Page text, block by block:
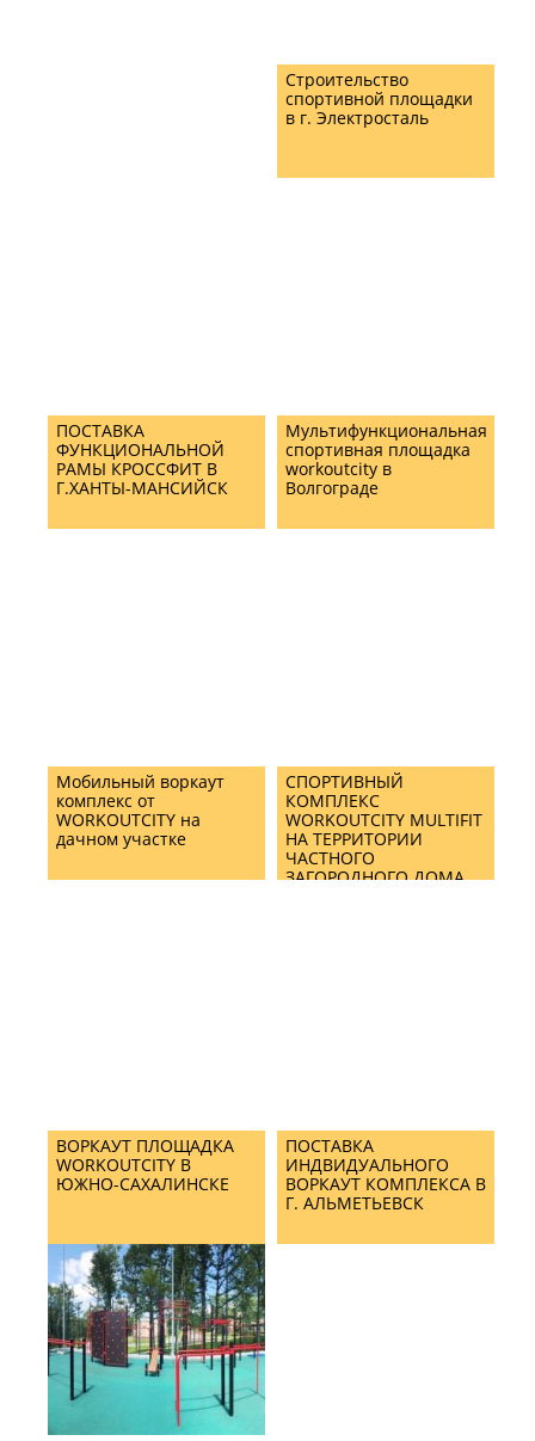
Строительство
спортивной площадки
в г. Электросталь
ПОСТАВКА
ФУНКЦИОНАЛЬНОЙ
РАМЫ КРОССФИТ В
Г.ХАНТЫ-МАНСИЙСК
Мультифункциональная
спортивная площадка
workoutcity в
Волгограде
Мобильный воркаут
комплекс от
WORKOUTCITY на
дачном участке
СПОРТИВНЫЙ
КОМПЛЕКС
WORKOUTCITY MULTIFIT
НА ТЕРРИТОРИИ
ЧАСТНОГО
ЗАГОРОДНОГО ДОМА
ВОРКАУТ ПЛОЩАДКА
WORKOUTCITY В
ЮЖНО-САХАЛИНСКЕ
ПОСТАВКА
ИНДВИДУАЛЬНОГО
ВОРКАУТ КОМПЛЕКСА В
Г. АЛЬМЕТЬЕВСК